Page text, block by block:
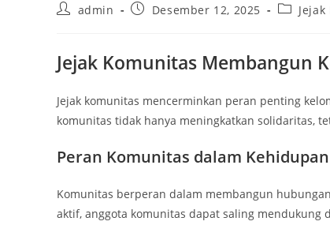
Postadmin
PostDesember 12, 2025
Post
Jejak Komunitas Membangun
Jejak komunitas mencerminkan peran penting
komunitas tidak hanya meningkatkan solidaritas,
Peran Komunitas dalam
Komunitas berperan dalam membangun
aktif, anggota komunitas dapat saling mendukung